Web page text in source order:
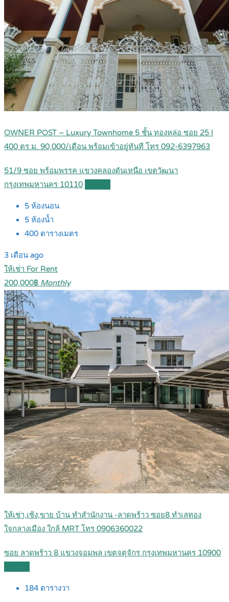
OWNER POST – Luxury Townhome 5 ชั้น ทองหล่อ ซอย 25 l
400 ตร.ม. 90,000/เดือน พร้อมเข้าอยู่ทันที โทร 092-6397963
51/9 ซอย พร้อมพรรค แขวงคลองตันเหนือ เขตวัฒนา
กรุงเทพมหานคร 10110
5 ห้องนอน
5 ห้องน้ำ
400 ตารางเมตร
3 เดือน ago
ให้เช่า For Rent
200,000฿ Monthly
ให้เช่า,เซ้ง,ขาย บ้าน ทำสำนักงาน -ลาดพร้าว ซอย8 ทำเลทอง
ใจกลางเมือง ใกล้ MRT โทร 0906360022
ซอย ลาดพร้าว 8 แขวงจอมพล เขตจตุจักร กรุงเทพมหานคร 10900
184 ตารางวา